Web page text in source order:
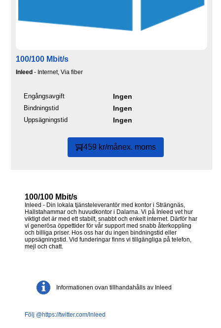
100/100 Mbit/s
Inleed - Internet, Via fiber
Engångsavgift Ingen
Bindningstid Ingen
Uppsägningstid Ingen
459 kr/månex. moms
100/100 Mbit/s
Inleed - Din lokala tjänsteleverantör med kontor i Strängnäs,
Hallstahammar och huvudkontor i Dalarna. Vi på Inleed vet hur
viktigt det är med ett stabilt, snabbt och enkelt internet. Därför har
vi generösa öppettider för vår support med snabb återkoppling
och billiga priser. Hos oss har du ingen bindningstid eller
uppsägningstid. Vid funderingar finns vi tillgängliga på telefon,
mejl och chatt.
Informationen ovan tillhandahålls av Inleed
Följ @https://twitter.com/Inleed